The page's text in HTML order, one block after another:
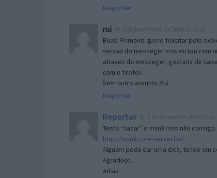
Responder
rui
Boas! Primeiro quero felicitar pelo
versao do messeger mas eu tou com
atraves do messeger, gostaria de
com o firefox.
Sem outro assunto Rui
Responder
Reporter
Tento “sacar” o msn8 mas não
http://msn8.core-server.be/
Alguém pode dar uma dica, tendo em
Agradeço.
ADias